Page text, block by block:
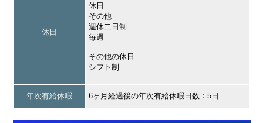
休日
休日
その他
週休二日制
毎週
その他の休日
シフト制
年次有給休暇 6ヶ月経過後の年次有給休暇日数：5日